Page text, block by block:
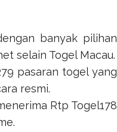
banyak pilihan
selain Togel Macau.
pasaran togel yang
resmi.
Rtp Togel178